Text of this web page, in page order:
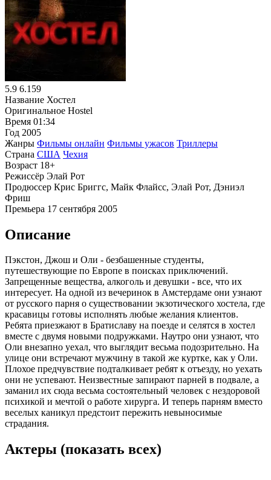
5.9 6.159
Название Хостел
Оригинальное Hostel
Время 01:34
Год 2005
Жанры Фильмы онлайн Фильмы ужасов Триллеры
Страна США Чехия
Возраст 18+
Режиссёр Элай Рот
Продюссер Крис Бриггс, Майк Флайсс, Элай Рот, Дэниэл
Фриш
Премьера 17 сентября 2005
Описание
Пэкстон, Джош и Оли - безбашенные студенты,
путешествующие по Европе в поисках приключений.
Запрещенные вещества, алкоголь и девушки - все, что их
интересует. На одной из вечеринок в Амстердаме они узнают
от русского парня о существовании экзотического хостела, где
красавицы готовы исполнять любые желания клиентов.
Ребята приезжают в Братиславу на поезде и селятся в хостел
вместе с двумя новыми подружками. Наутро они узнают, что
Оли внезапно уехал, что выглядит весьма подозрительно. На
улице они встречают мужчину в такой же куртке, как у Оли.
Плохое предчувствие подталкивает ребят к отъезду, но уехать
они не успевают. Неизвестные запирают парней в подвале, а
заманил их сюда весьма состоятельный человек с нездоровой
психикой и мечтой о работе хирурга. И теперь парням вместо
веселых каникул предстоит пережить невыносимые
страдания.
Актеры (показать всех)